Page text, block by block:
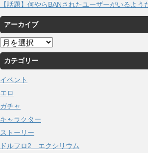
【話題】何やらBANされたユーザーがいるよう
アーカイブ
ア
ー
カ
イ
ブ
カテゴリー
イベント
エロ
ガチャ
キャラクター
ストーリー
ドルフロ2 エクシリウム